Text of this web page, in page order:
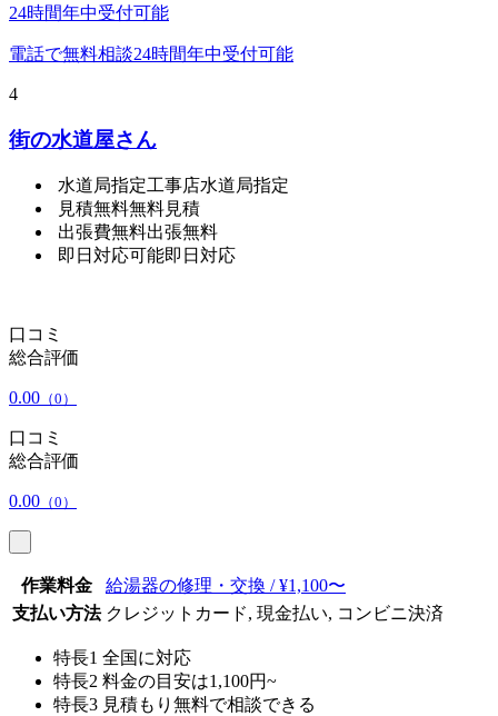
24時間年中受付可能
電話で無料相談24時間年中受付可能
4
街の水道屋さん
水道局指定工事店水道局指定
見積無料無料見積
出張費無料出張無料
即日対応可能即日対応
口コミ
総合評価
0.00 （0）
口コミ
総合評価
0.00 （0）
作業料金
給湯器の修理・交換 / ¥1,100〜
支払い方法 クレジットカード, 現金払い, コンビニ決済
特長1 全国に対応
特長2 料金の目安は1,100円~
特長3 見積もり無料で相談できる